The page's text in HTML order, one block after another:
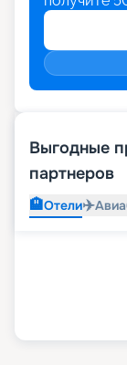
Выгодные
партнеров
🏨Отели✈️